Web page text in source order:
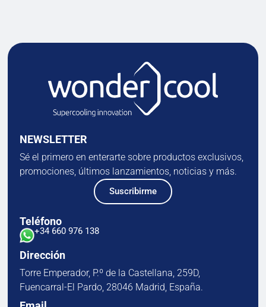
Teléfono
+34 660 976 138
Dirección
Torre Emperador, P.º de la Castellana, 259D,
Fuencarral-El Pardo, 28046 Madrid, España.
NEWSLETTER
Sé el primero en enterarte sobre productos exclusivos,
promociones, últimos lanzamientos, noticias y más.
Suscribirme